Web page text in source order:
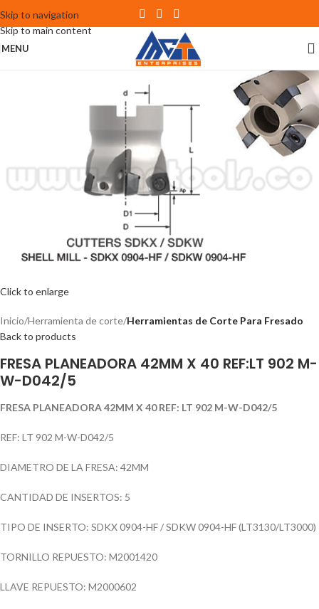
Skip to navigation
Skip to main content
MENU
Click to enlarge
Inicio Herramienta de corte Herramientas de Corte Para Fresado
Back to products
FRESA PLANEADORA 42MM X 40 REF:LT 902 M-
W-D042/5
FRESA PLANEADORA 42MM X 40 REF: LT 902 M-W-D042/5
REF: LT 902 M-W-D042/5
DIAMETRO DE LA FRESA: 42MM
CANTIDAD DE INSERTOS: 5
TIPO DE INSERTO: SDKX 0904-HF / SDKW 0904-HF (LT3130/LT3000)
TORNILLO REPUESTO: M2001420
LLAVE REPUESTO: M2000602